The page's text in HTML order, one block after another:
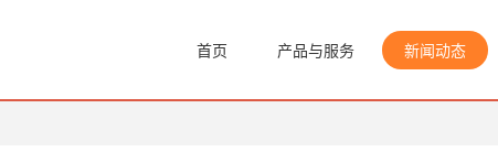
首页 产品与服务 新闻动态